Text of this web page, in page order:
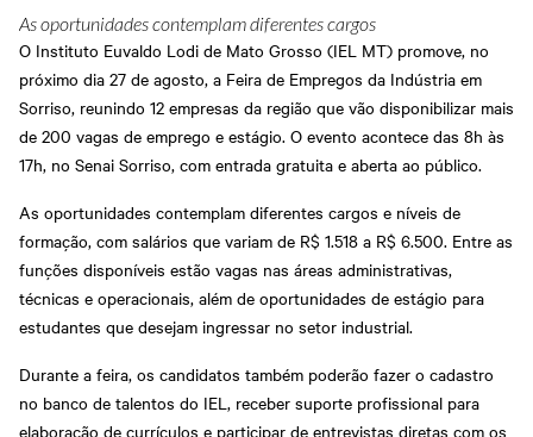
As oportunidades contemplam diferentes cargos
O Instituto Euvaldo Lodi de Mato Grosso (IEL MT) promove, no
próximo dia 27 de agosto, a Feira de Empregos da Indústria em
Sorriso, reunindo 12 empresas da região que vão disponibilizar mais
de 200 vagas de emprego e estágio. O evento acontece das 8h às
17h, no Senai Sorriso, com entrada gratuita e aberta ao público.
As oportunidades contemplam diferentes cargos e níveis de
formação, com salários que variam de R$ 1.518 a R$ 6.500. Entre as
funções disponíveis estão vagas nas áreas administrativas,
técnicas e operacionais, além de oportunidades de estágio para
estudantes que desejam ingressar no setor industrial.
Durante a feira, os candidatos também poderão fazer o cadastro
no banco de talentos do IEL, receber suporte profissional para
elaboração de currículos e participar de entrevistas diretas com os